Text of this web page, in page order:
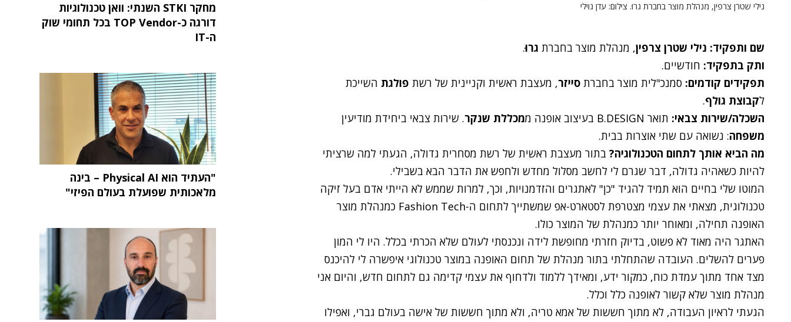
נילי שטרן צרפין, מנהלת מוצר בחברת גרוּ. צילום: עדן גוילי
שם ותפקיד: נילי שטרן צרפין, מנהלת מוצר בחברת גרוּ.
ותק בתפקיד: חודשיים.
תפקידים קודמים: סמנכ"לית מוצר בחברת סייזר, מעצבת ראשית וקניינית של רשת פולגת השייכת
לקבוצת גולף.
השכלה/שירות צבאי: תואר B.DESIGN בעיצוב אופנה מ מכללת שנקר. שירות צבאי ביחידת מודיעין
משפחה: נשואה עם שתי אוצרות בבית.
מה הביא אותך לתחום הטכנולוגיה? בתור מעצבת ראשית של רשת מסחרית גדולה, הגעתי למה שרציתי
להיות כשאהיה גדולה, דבר שגרם לי לחשב מסלול מחדש ולחפש את הדבר הבא בשבילי.
המוטו שלי בחיים הוא תמיד להגיד "כן" לאתגרים והזדמנויות, וכך, למרות שממש לא הייתי אדם בעל זיקה
טכנולוגית, מצאתי את עצמי מצטרפת לסטארט-אפ שמשתייך לתחום ה-Fashion Tech כמנהלת מוצר
האופנה תחילה, ומאוחר יותר כמנהלת של המוצר כולו.
האתגר היה מאוד לא פשוט, בדיוק חזרתי מחופשת לידה ונכנסתי לעולם שלא הכרתי בכלל. היו לי המון
פערים להשלים. העובדה שהתחלתי בתור מנהלת של תחום האופנה במוצר טכנולוגי איפשרה לי להיכנס
מצד אחד מתוך עמדת כוח, כמקור ידע, ומאידך ללמוד ולדחוף את עצמי קדימה גם לתחום חדש, והיום אני
מנהלת מוצר שלא קשור לאופנה כלל וכלל.
הגעתי לראיון העבודה, לא מתוך חששות של אמא טריה, ולא מתוך חששות של אישה בעולם גברי, ואפילו
מחקר STKI השנתי: וואן טכנולוגיות
דורגה כ-TOP Vendor בכל תחומי שוק
ה-IT
"העתיד הוא Physical AI – בינה
מלאכותית שפועלת בעולם הפיזי"